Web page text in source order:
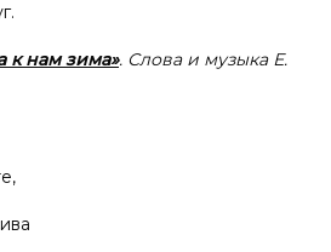
к нам зима». Слова и музыка Е.